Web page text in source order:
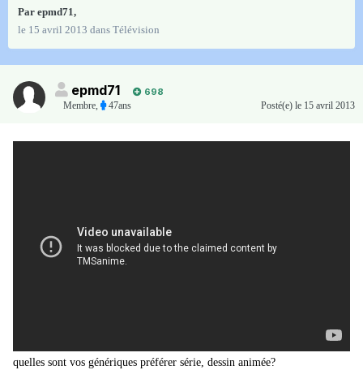
Par epmd71,
le 15 avril 2013 dans Télévision
epmd71
698
Membre, 47ans Posté(e) le 15 avril 2013
quelles sont vos génériques préférer série, dessin animée?